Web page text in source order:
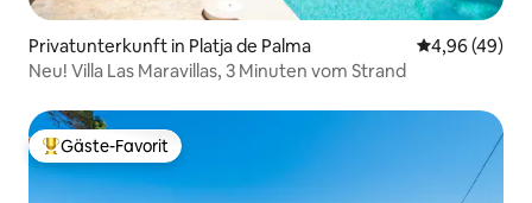
Privatunterkunft in Platja de Palma
4,96 (49)
Neu! Villa Las Maravillas, 3 Minuten vom Strand
Beliebter Gäste-Favorit.
Gäste-Favorit